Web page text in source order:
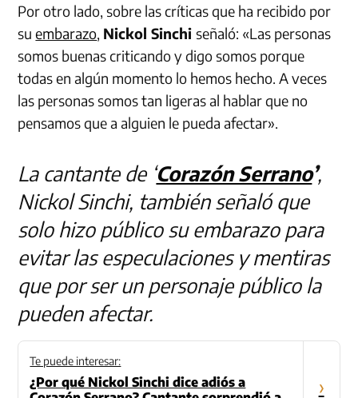
Por otro lado, sobre las críticas que ha recibido por
suembarazo, Nickol Sinchiseñaló: «Las personas
somos buenas criticando y digo somos porque
todas en algún momento lo hemos hecho. A veces
las personas somos tan ligeras al hablar que no
pensamos que a alguien le pueda afectar».
La cantante de ‘Corazón Serrano’,
Nickol Sinchi, también señaló que
solo hizo público su embarazo para
evitar las especulaciones y mentiras
que por ser un personaje público la
pueden afectar.
Te puede interesar:
¿Por qué Nickol Sinchi dice adiós a
›